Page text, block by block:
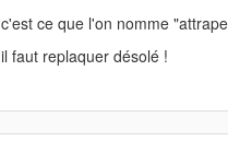
c'est ce que l'on nomme
il faut replaquer désolé !